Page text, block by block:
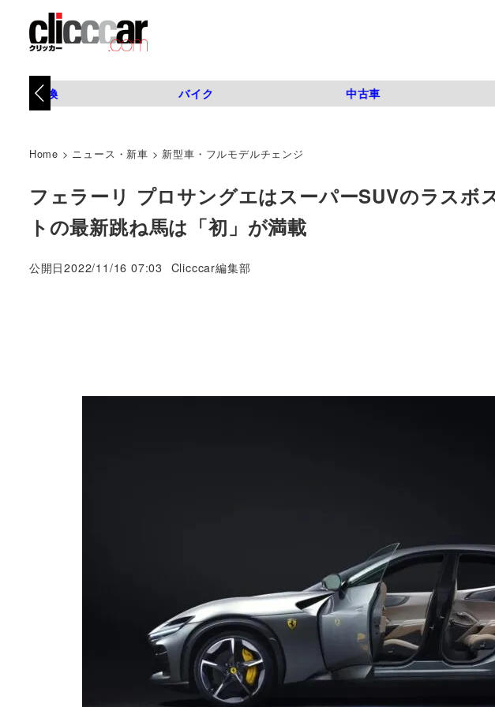
タイヤ交換 バイク 中古車
Home > ニュース・新車 > 新型車・フルモデルチェンジ
フェラーリ プロサングエはスーパーSUVのラス
トの最新跳ね馬は「初」が満載
公開日2022/11/16 07:03
著
Clicccar編集部